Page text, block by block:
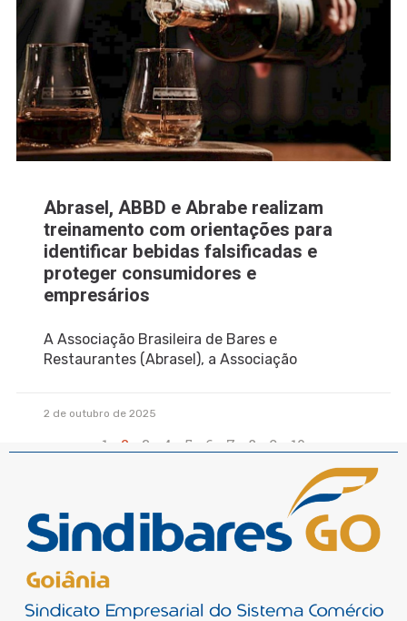
Abrasel, ABBD e Abrabe realizam
treinamento com orientações para
identificar bebidas falsificadas e
proteger consumidores e
empresários
A Associação Brasileira de Bares e
Restaurantes (Abrasel), a Associação
2 de outubro de 2025
1 2 3 4 5 6 7 8 9 10